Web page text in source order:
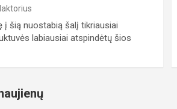
į šią nuostabią šalį tikriausiai
labiausiai atspindėtų šios